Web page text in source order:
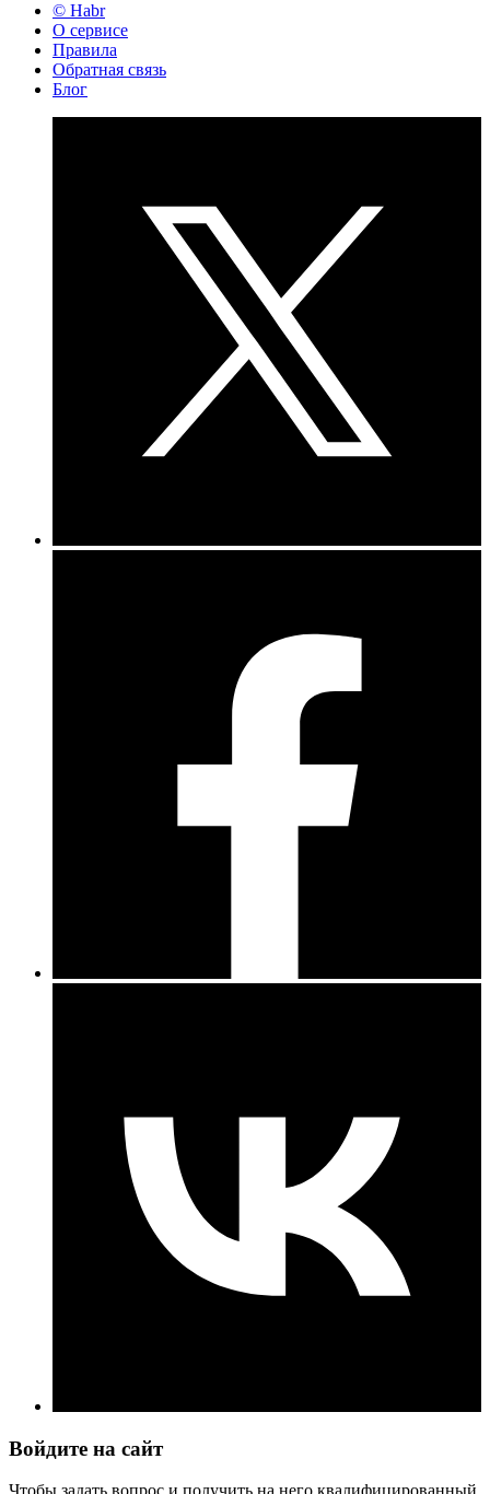
© Habr
О сервисе
Правила
Обратная связь
Блог
Войдите на сайт